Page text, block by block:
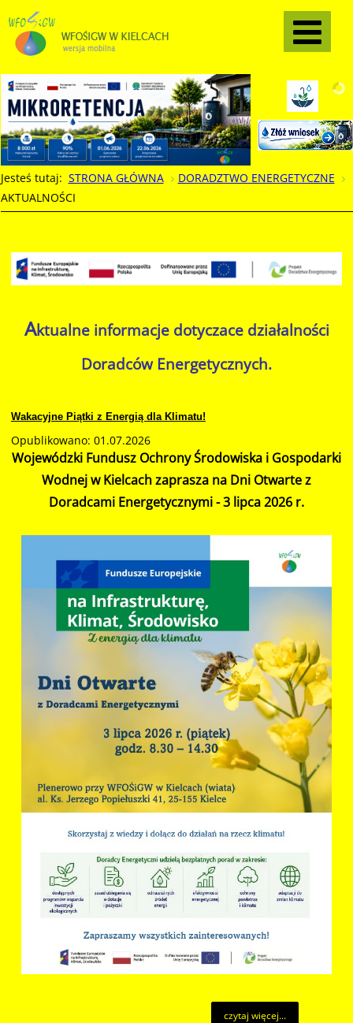
Jesteś tutaj: STRONA GŁÓWNA
DORADZTWO ENERGETYCZNE
AKTUALNOŚCI
Aktualne informacje dotyczace działalności
Doradców Energetycznych.
Wakacyjne Piątki z Energią dla Klimatu!
Opublikowano: 01.07.2026
Wojewódzki Fundusz Ochrony Środowiska i Gospodarki
Wodnej w Kielcach zaprasza na Dni Otwarte z
Doradcami Energetycznymi - 3 lipca 2026 r.
czytaj więcej...